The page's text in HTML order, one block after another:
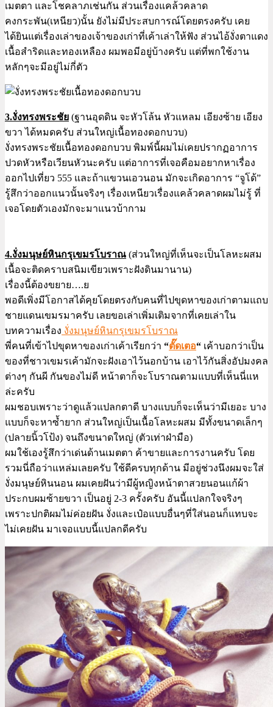
เมตตา และโชคลาภเช่นกัน ส่วนเรื่องแคล้วคลาด
คงกระพัน(เหนียว)นั้น ยังไม่มีประสบการณ์โดยตรงครับ เคย
ได้ยินแต่เรื่องเล่าของเจ้าของเก่าที่เค้าเล่าให้ฟัง ส่วนไอ้งั่งตาแดง
เนื้อสำริดและทองเหลือง ผมพอมีอยู่บ้างครับ แต่ที่พกใช้งาน
หลักๆจะมีอยู่ไม่กี่ตัว
3.งั่งทรงพระชัย (ฐานอุดดิน จะหัวโล้น หัวแหลม เอียงซ้าย เอียง
ขวา ได้หมดครับ ส่วนใหญ่เนื้อทองดอกบวบ)
งั่งทรงพระชัยเนื้อทองดอกบวบ พิมพ์นี้ผมไม่เคยปรากฏอาการ
ปวดหัวหรือเวียนหัวนะครับ แต่อาการที่เจอคือมอยากหาเรื่อง
ออกไปเที่ยว 555 และถ้าแขวนเอวนอน มักจะเกิดอาการ “จูโด้”
รู้สึกว่าออกแนวนั้นจริงๆ เรื่องเหนียวเรื่องแคล้วคลาดผมไม่รู้ ที่
เจอโดยตัวเองมักจะมาแนวบ้ากาม
4.งั่งมนุษย์หินกรุเขมรโบราณ (ส่วนใหญ่ที่เห็นจะเป็นโลหะผสม
เนื้อจะติดคราบสนิมเขียวเพราะฝังดินมานาน)
เรื่องนี้ต้องขยาย….ย
พอดีเพิ่งมีโอกาสได้คุยโดยตรงกับคนที่ไปขุดหาของเก่าตามแถบ
ชายแดนเขมรมาครับ เลยขอเล่าเพิ่มเติมจากที่เคยเล่าใน
บทความเรื่อง งั่งมนุษย์หินกรุเขมรโบราณ
พี่คนที่เข้าไปขุดหาของเก่าเค้าเรียกว่า “ตั๊ดเตอ“ เค้าบอกว่าเป็น
ของที่ชาวเขมรเค้ามักจะฝังเอาไว้นอกบ้าน เอาไว้กันสิ่งอัปมงคล
ต่างๆ กันผี กันของไม่ดี หน้าตาก็จะโบราณตามแบบที่เห็นนี่แห
ล่ะครับ
ผมชอบเพราะว่าดูแล้วแปลกตาดี บางแบบก็จะเห็นว่ามีเยอะ บาง
แบบก็จะหาซ้ำยาก ส่วนใหญ่เป็นเนื้อโลหะผสม มีทั้งขนาดเล็กๆ
(ปลายนิ้วโป้ง) จนถึงขนาดใหญ่ (ตัวเท่าฝ่ามือ)
ผมใช้เองรู้สึกว่าเด่นด้านเมตตา ค้าขายและการงานครับ โดย
รวมนี่ถือว่าแหล่มเลยครับ ใช้ดีครบทุกด้าน มีอยู่ช่วงนึงผมจะใส่
งั่งมนุษย์หินนอน ผมเคยฝันว่ามีผู้หญิงหน้าตาสวยนอนแก้ผ้า
ประกบผมซ้ายขวา เป็นอยู่ 2-3 ครั้งครับ อันนี้แปลกใจจริงๆ
เพราะปกติผมไม่ค่อยฝัน งั่งและเป๋อแบบอื่นๆที่ใส่นอนก็แทบจะ
ไม่เคยฝัน มาเจอแบบนี้แปลกดีครับ